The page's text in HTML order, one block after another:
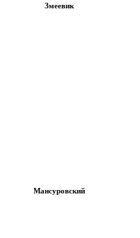
Змеевик
Мансуровский